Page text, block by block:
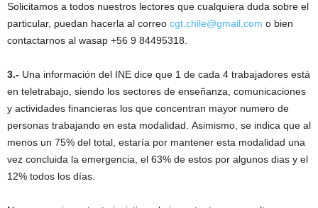
Solicitamos a todos nuestros lectores que cualquiera duda sobre el
particular, puedan hacerla al correo cgt.chile@gmail.com o bien
contactarnos al wasap +56 9 84495318.
3.- Una información del INE dice que 1 de cada 4 trabajadores está
en teletrabajo, siendo los sectores de enseñanza, comunicaciones
y actividades financieras los que concentran mayor numero de
personas trabajando en esta modalidad. Asimismo, se indica que al
menos un 75% del total, estaría por mantener esta modalidad una
vez concluida la emergencia, el 63% de estos por algunos dias y el
12% todos los días.